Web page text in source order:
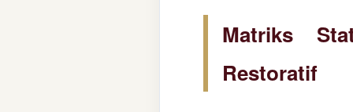
Matriks
Restoratif